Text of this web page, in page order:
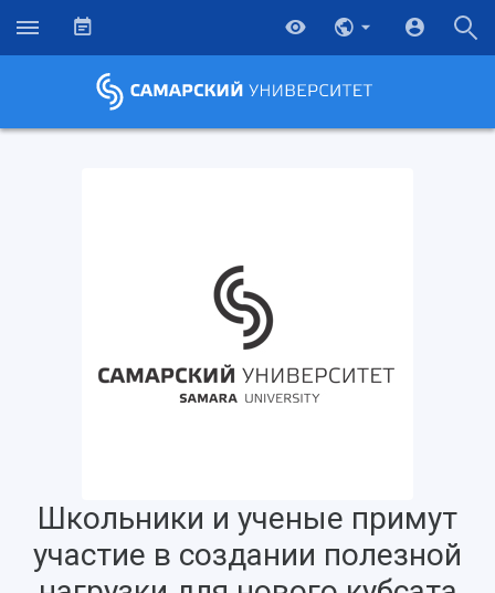
Школьники и ученые примут
участие в создании полезной